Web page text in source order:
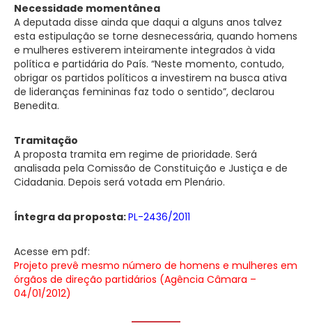
Necessidade momentânea
A deputada disse ainda que daqui a alguns anos talvez
esta estipulação se torne desnecessária, quando homens
e mulheres estiverem inteiramente integrados à vida
política e partidária do País. “Neste momento, contudo,
obrigar os partidos políticos a investirem na busca ativa
de lideranças femininas faz todo o sentido”, declarou
Benedita.
Tramitação
A proposta tramita em regime de prioridade. Será
analisada pela Comissão de Constituição e Justiça e de
Cidadania. Depois será votada em Plenário.
Íntegra da proposta:PL-2436/2011
Acesse em pdf:
Projeto prevê mesmo número de homens e mulheres em
órgãos de direção partidários (Agência Câmara –
04/01/2012)